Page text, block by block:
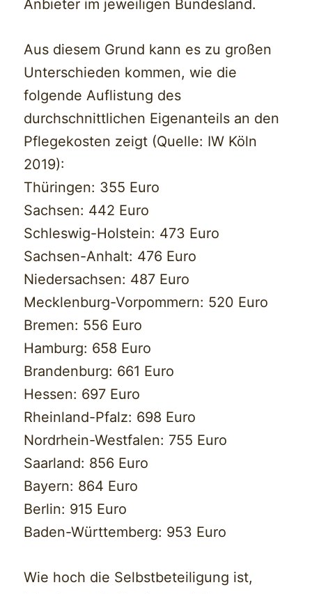
Anbieter im jeweiligen Bundesland.
Aus diesem Grund kann es zu großen
Unterschieden kommen, wie die
folgende Auflistung des
durchschnittlichen Eigenanteils an den
Pflegekosten zeigt (Quelle: IW Köln
2019):
Thüringen: 355 Euro
Sachsen: 442 Euro
Schleswig-Holstein: 473 Euro
Sachsen-Anhalt: 476 Euro
Niedersachsen: 487 Euro
Mecklenburg-Vorpommern: 520 Euro
Bremen: 556 Euro
Hamburg: 658 Euro
Brandenburg: 661 Euro
Hessen: 697 Euro
Rheinland-Pfalz: 698 Euro
Nordrhein-Westfalen: 755 Euro
Saarland: 856 Euro
Bayern: 864 Euro
Berlin: 915 Euro
Baden-Württemberg: 953 Euro
Wie hoch die Selbstbeteiligung ist,